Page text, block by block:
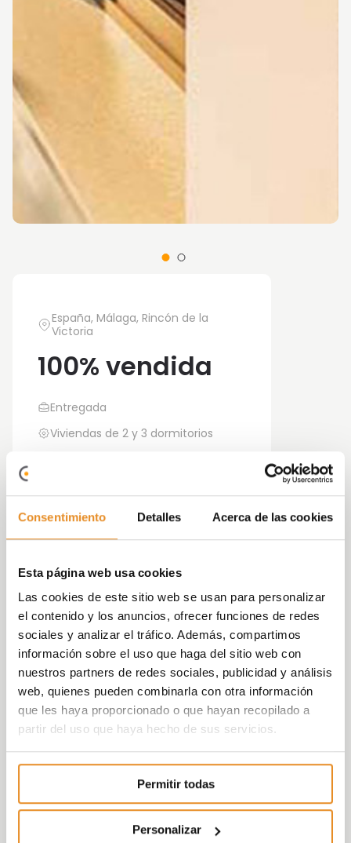
Consentimiento Detalles Acerca de las cookies
Esta página web usa cookies
Las cookies de este sitio web se usan para personalizar
el contenido y los anuncios, ofrecer funciones de redes
sociales y analizar el tráfico. Además, compartimos
información sobre el uso que haga del sitio web con
nuestros partners de redes sociales, publicidad y análisis
web, quienes pueden combinarla con otra información
que les haya proporcionado o que hayan recopilado a
partir del uso que haya hecho de sus servicios.
Permitir todas
Personalizar
España, Málaga, Rincón de la
Victoria
100% vendida
Entregada
Viviendas de 2 y 3 dormitorios
los tuyos, donde cada día puede ser mejor que el
Te ofrecemos una promoción compuesta por
29 viviendas de 2 y 3 dormitorioscon
amplias terrazasy todas ellas con plaza de
garaje y trastero incluidos.
Además, el proyecto consta de2 edificios de
diseño actual con 3 alturas, incluyendo
Tu casa será el lugar ideal donde desarrollar
tu vida sin preocupaciones, con la
combinación perfecta entre zonas comunes,
lugar tranquilo y desarrollo urbano.